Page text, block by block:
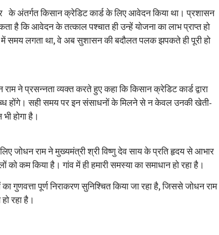
के अंतर्गत किसान क्रेडिट कार्ड के लिए आवेदन किया था। प्रशासन
है कि आवेदन के तत्काल पश्चात ही उन्हें योजना का लाभ प्राप्त हो
समय लगता था, वे अब सुशासन की बदौलत पलक झपकते ही पूरी हो
ने प्रसन्नता व्यक्त करते हुए कहा कि किसान क्रेडिट कार्ड द्वारा
होंगे। सही समय पर इन संसाधनों के मिलने से न केवल उनकी खेती-
होगा है।
जोधन राम ने मुख्यमंत्री श्री विष्णु देव साय के प्रति हृदय से आभार
को कम किया है। गांव में ही हमारी समस्या का समाधान हो रहा है।
गुणवत्ता पूर्ण निराकरण सुनिश्चित किया जा रहा है, जिससे जोधन राम
रहा है।